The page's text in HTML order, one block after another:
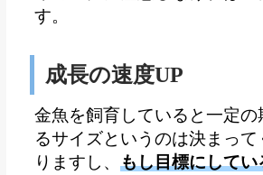
す。
成長の速度UP
金魚を飼育していると一定の
るサイズというのは決まって
りますし、 もし目標にしてい